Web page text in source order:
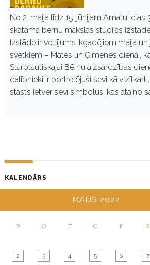
No 2. maija līdz 15. jūnijam Amatu ielas
skatāma bērnu mākslas studijas izstāde
Izstāde ir veltījums ikgadējiem maija un
svētkiem – Mātes un Ģimenes dienai,
Starptautiskajai Bērnu aizsardzības
dalībnieki ir portretējuši sevi kā
stāsts ietver sevī simbolus, kas ataino
KALENDĀRS
MAIJS 2022
P O T C P S
2 3 4 5 6 7